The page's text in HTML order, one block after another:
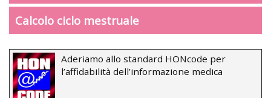
Calcolo ciclo mestruale
Aderiamo allo standard HONcode per
l’affidabilità dell’informazione medica